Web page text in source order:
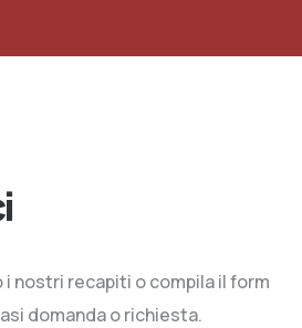
nostri recapiti o compila il form
domanda o richiesta.